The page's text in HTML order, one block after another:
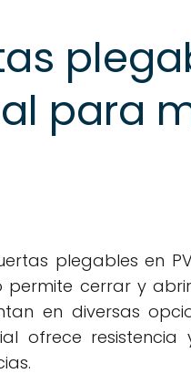
para
plegables en
permite cerrar y
en diversas
ofrece